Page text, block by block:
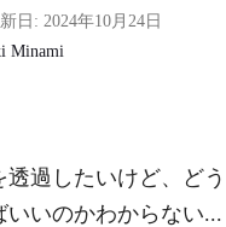
日: 2024年10月24日
Minami
透過したいけど、ど
いいのかわからない